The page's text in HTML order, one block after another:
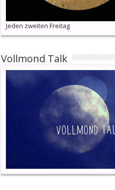
Jeden zweiten Freitag
Vollmond Talk